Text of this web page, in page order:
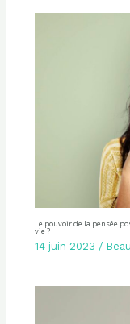
Le pouvoir de la pensée
vie ?
14 juin 2023 /